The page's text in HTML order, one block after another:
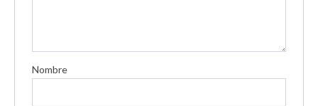
Nombre